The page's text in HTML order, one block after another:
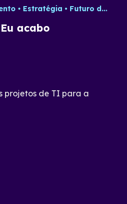
Estratégia Futuro do Trabalho
acabo